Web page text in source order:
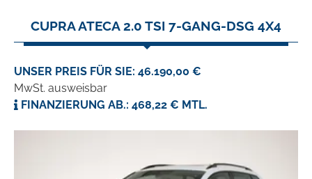
CUPRA ATECA 2.0 TSI 7-GANG-DSG 4X4
UNSER PREIS FÜR SIE: 46.190,00 €
MwSt. ausweisbar
FINANZIERUNG AB.: 468,22 € MTL.